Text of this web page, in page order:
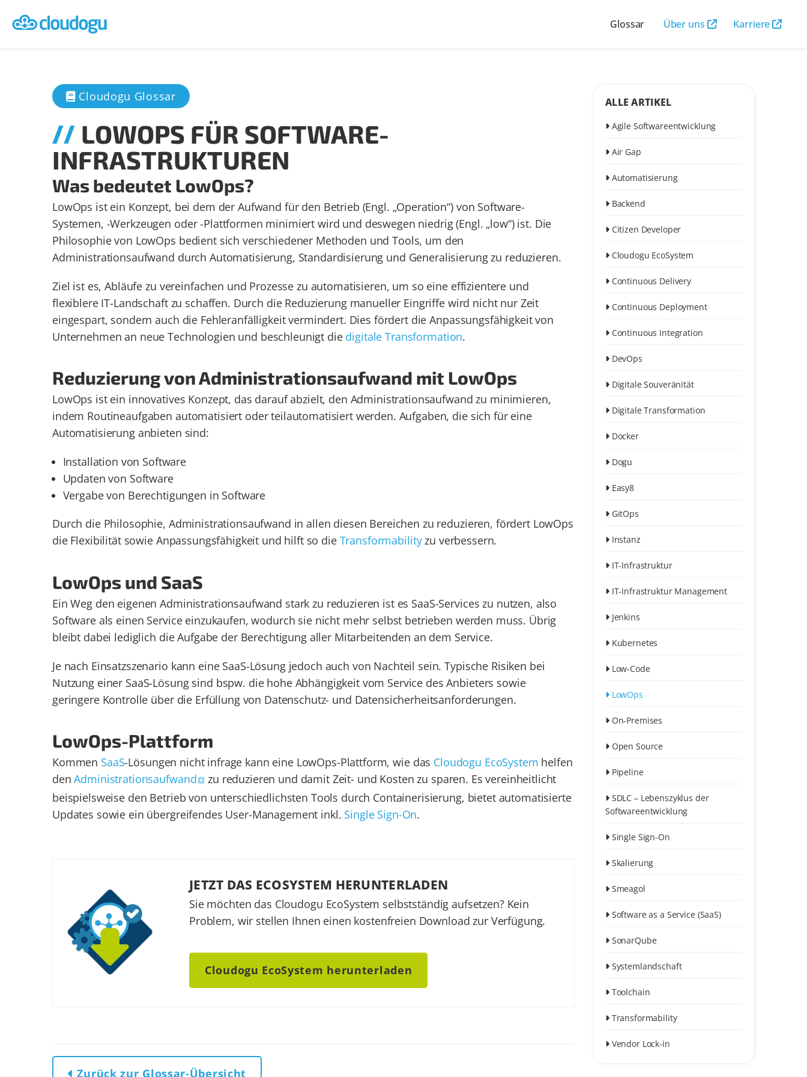
Glossar Über uns Karriere
Cloudogu Glossar
LOWOPS FÜR SOFTWARE-
INFRASTRUKTUREN
Was bedeutet LowOps?
LowOps ist ein Konzept, bei dem der Aufwand für den Betrieb (Engl. „Operation“) von Software-
Systemen, -Werkzeugen oder -Plattformen minimiert wird und deswegen niedrig (Engl. „low“) ist. Die
Philosophie von LowOps bedient sich verschiedener Methoden und Tools, um den
Administrationsaufwand durch Automatisierung, Standardisierung und Generalisierung zu reduzieren.
Ziel ist es, Abläufe zu vereinfachen und Prozesse zu automatisieren, um so eine effizientere und
flexiblere IT-Landschaft zu schaffen. Durch die Reduzierung manueller Eingriffe wird nicht nur Zeit
eingespart, sondern auch die Fehleranfälligkeit vermindert. Dies fördert die Anpassungsfähigkeit von
Unternehmen an neue Technologien und beschleunigt die digitale Transformation.
Reduzierung von Administrationsaufwand mit LowOps
LowOps ist ein innovatives Konzept, das darauf abzielt, den Administrationsaufwand zu minimieren,
indem Routineaufgaben automatisiert oder teilautomatisiert werden. Aufgaben, die sich für eine
Automatisierung anbieten sind:
Installation von Software
Updaten von Software
Vergabe von Berechtigungen in Software
Durch die Philosophie, Administrationsaufwand in allen diesen Bereichen zu reduzieren, fördert LowOps
die Flexibilität sowie Anpassungsfähigkeit und hilft so die Transformabilityzu verbessern.
LowOps und SaaS
Ein Weg den eigenen Administrationsaufwand stark zu reduzieren ist es SaaS-Services zu nutzen, also
Software als einen Service einzukaufen, wodurch sie nicht mehr selbst betrieben werden muss. Übrig
bleibt dabei lediglich die Aufgabe der Berechtigung aller Mitarbeitenden an dem Service.
Je nach Einsatzszenario kann eine SaaS-Lösung jedoch auch von Nachteil sein. Typische Risiken bei
Nutzung einer SaaS-Lösung sind bspw. die hohe Abhängigkeit vom Service des Anbieters sowie
geringere Kontrolle über die Erfüllung von Datenschutz- und Datensicherheitsanforderungen.
LowOps-Plattform
Kommen SaaS-Lösungen nicht infrage kann eine LowOps-Plattform, wie das Cloudogu EcoSystem helfen
denAdministrationsaufwand
zu reduzieren und damit Zeit- und Kosten zu sparen. Es vereinheitlicht
beispielsweise den Betrieb von unterschiedlichsten Tools durch Containerisierung, bietet automatisierte
Updates sowie ein übergreifendes User-Management inkl. Single Sign-On.
JETZT DAS ECO­SYSTEM HER­UNTER­LA­DEN
Sie möchten das Cloudogu EcoSystem selbstständig aufsetzen? Kein
Problem, wir stellen Ihnen einen kostenfreien Download zur Verfügung.
Cloudogu EcoSystem herunterladen
Zurück zur Glossar-Übersicht
ALLE ARTIKEL
Agile Softwareentwicklung
Air Gap
Automatisierung
Backend
Citizen Developer
Cloudogu EcoSystem
Continuous Delivery
Continuous Deployment
Continuous Integration
DevOps
Digitale Souveränität
Digitale Transformation
Docker
Dogu
Easy8
GitOps
Instanz
IT-Infrastruktur
IT-Infrastruktur Management
Jenkins
Kubernetes
Low-Code
LowOps
On-Premises
Open Source
Pipeline
SDLC – Lebenszyklus der
Softwareentwicklung
Single Sign-On
Skalierung
Smeagol
Software as a Service (SaaS)
SonarQube
Systemlandschaft
Toolchain
Transformability
Vendor Lock-in